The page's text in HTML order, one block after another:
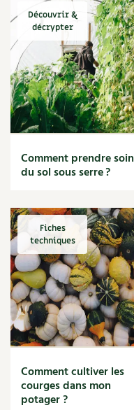
Découvrir &
décrypter
Comment prendre soin
du sol sous serre ?
Fiches
techniques
Comment cultiver les
courges dans mon
potager ?